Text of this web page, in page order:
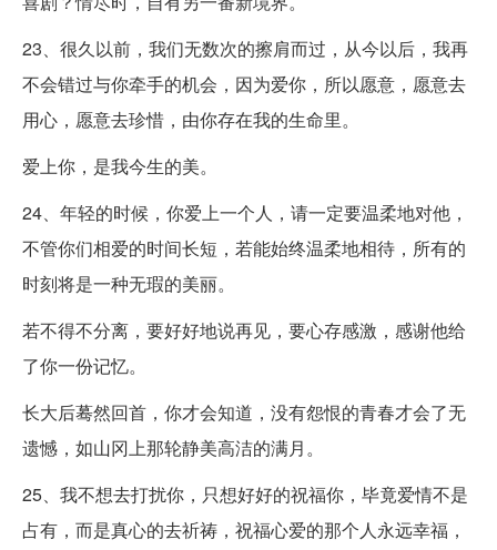
23、很久以前，我们无数次的擦肩而过，从今以后，我再
不会错过与你牵手的机会，因为爱你，所以愿意，愿意去
用心，愿意去珍惜，由你存在我的生命里。
爱上你，是我今生的美。
24、年轻的时候，你爱上一个人，请一定要温柔地对他，
不管你们相爱的时间长短，若能始终温柔地相待，所有的
时刻将是一种无瑕的美丽。
若不得不分离，要好好地说再见，要心存感激，感谢他给
了你一份记忆。
长大后蓦然回首，你才会知道，没有怨恨的青春才会了无
遗憾，如山冈上那轮静美高洁的满月。
25、我不想去打扰你，只想好好的祝福你，毕竟爱情不是
占有，而是真心的去祈祷，祝福心爱的那个人永远幸福，